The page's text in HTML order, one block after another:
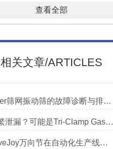
查看全部
相关文章/ARTICLES
Tyler筛网振动筛的故障诊断与排除方法总结
频繁泄漏？可能是Tri-Clamp Gasket垫圈安装的这5个误区导致的
LoveJoy万向节在自动化生产线中的核心作用